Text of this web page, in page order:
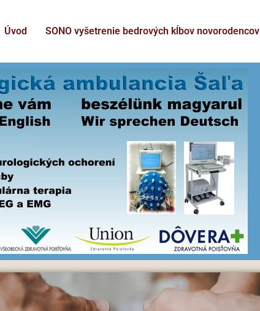
Úvod SONO vyšetrenie bedrových kĺbov novorodencov